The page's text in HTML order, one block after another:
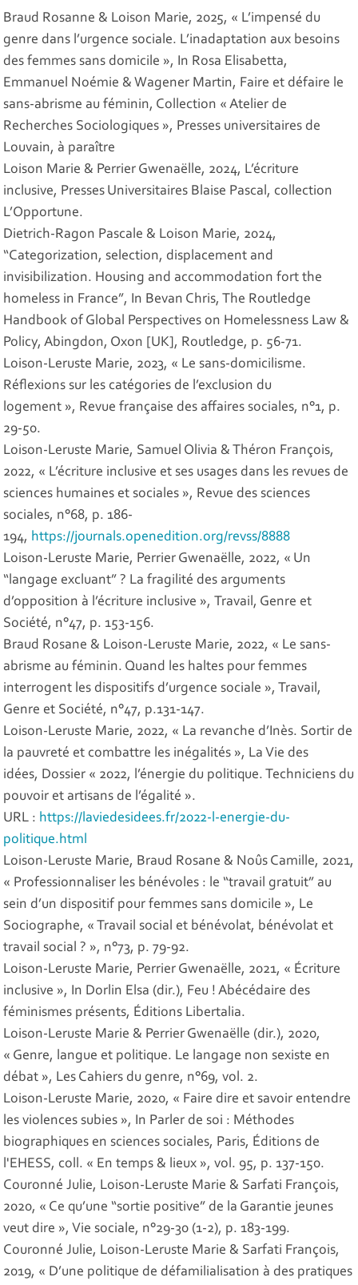
Braud Rosanne & Loison Marie, 2025, « L’impensé du
genre dans l’urgence sociale. L’inadaptation aux besoins
des femmes sans domicile », In Rosa Elisabetta,
Emmanuel Noémie & Wagener Martin, Faire et défaire le
sans-abrisme au féminin, Collection « Atelier de
Recherches Sociologiques », Presses universitaires de
Louvain, à paraître
Loison Marie & Perrier Gwenaëlle, 2024, L’écriture
inclusive, Presses Universitaires Blaise Pascal, collection
L’Opportune.
Dietrich-Ragon Pascale & Loison Marie, 2024,
“Categorization, selection, displacement and
invisibilization. Housing and accommodation fort the
homeless in France”, In Bevan Chris,The Routledge
Handbook of Global Perspectives on Homelessness Law &
Policy, Abingdon, Oxon [UK], Routledge, p. 56-71.
Loison-Leruste Marie, 2023, « Le sans-domicilisme.
Réflexions sur les catégories de l’exclusion du
logement », Revue française des affaires sociales, n°1, p.
29-50.
Loison-Leruste Marie, Samuel Olivia & Théron François,
2022, « L’écriture inclusive et ses usages dans les revues de
sciences humaines et sociales », Revue des sciences
sociales, n°68, p. 186-
194, https://journals.openedition.org/revss/8888
Loison-Leruste Marie, Perrier Gwenaëlle, 2022, « Un
“langage excluant” ? La fragilité des arguments
d’opposition à l’écriture inclusive », Travail, Genre et
Société, n°47, p. 153-156.
Braud Rosane & Loison-Leruste Marie, 2022, « Le sans-
abrisme au féminin. Quand les haltes pour femmes
interrogent les dispositifs d’urgence sociale »,Travail,
Genre et Société, n°47, p.131-147.
Loison-Leruste Marie, 2022, « La revanche d’Inès. Sortir de
la pauvreté et combattre les inégalités », La Vie des
idées, Dossier « 2022, l’énergie du politique. Techniciens du
pouvoir et artisans de l’égalité ».
URL : https://laviedesidees.fr/2022-l-energie-du-
politique.html
Loison-Leruste Marie, Braud Rosane & Noûs Camille, 2021,
« Professionnaliser les bénévoles : le “travail gratuit” au
sein d’un dispositif pour femmes sans domicile », Le
Sociographe, « Travail social et bénévolat, bénévolat et
travail social ? », n°73, p. 79-92.
Loison-Leruste Marie, Perrier Gwenaëlle, 2021, « Écriture
inclusive », In Dorlin Elsa (dir.), Feu ! Abécédaire des
féminismes présents, Éditions Libertalia.
Loison-Leruste Marie & Perrier Gwenaëlle (dir.), 2020,
« Genre, langue et politique. Le langage non sexiste en
débat », Les Cahiers du genre, n°69, vol. 2.
Loison-Leruste Marie, 2020, « Faire dire et savoir entendre
les violences subies », In Parler de soi : Méthodes
biographiques en sciences sociales, Paris, Éditions de
l'EHESS, coll. « En temps & lieux », vol. 95, p. 137-150.
Couronné Julie, Loison-Leruste Marie & Sarfati François,
2020, « Ce qu’une “sortie positive” de la Garantie jeunes
veut dire »,Vie sociale, n°29-30 (1-2), p. 183-199.
Couronné Julie, Loison-Leruste Marie & Sarfati François,
2019, « D’une politique de défamilialisation à des pratiques